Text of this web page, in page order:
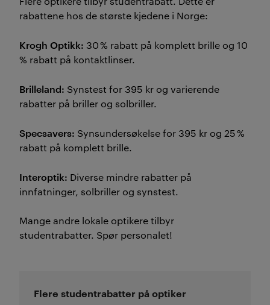
rabattene hos de største kjedene i Norge:
Krogh Optikk: 30 % rabatt på komplett brille og 10
% rabatt på kontaktlinser.
Brilleland: Synstest for 395 kr og varierende
rabatter på briller og solbriller.
Specsavers: Synsundersøkelse for 395 kr og 25 %
rabatt på komplett brille.
Interoptik: Diverse mindre rabatter på
innfatninger, solbriller og synstest.
Mange andre lokale optikere tilbyr
studentrabatter. Spør personalet!
Flere studentrabatter på optiker